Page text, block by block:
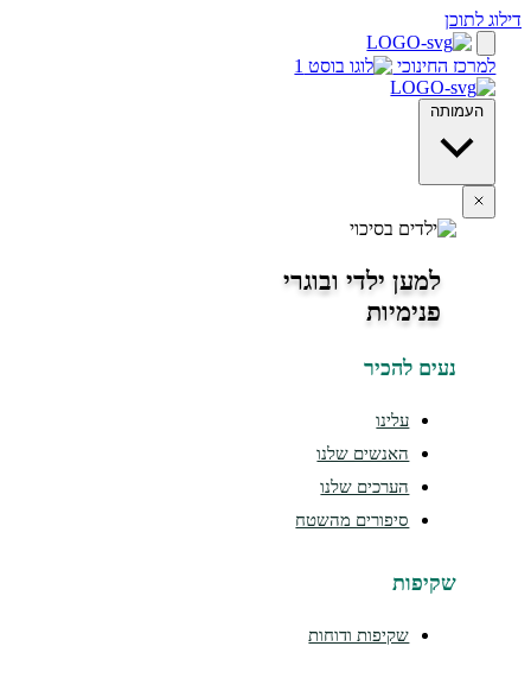
למען ילדי ובוגרי
להכיר
האנשים שלנו
הערכים שלנו
סיפורים מהשטח
שקיפות ודוחות